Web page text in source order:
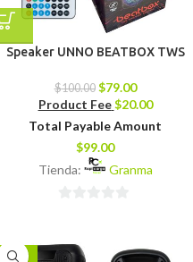
Speaker UNNO BEATBOX TWS
$100.00 $79.00
Product Fee $20.00
Total Payable Amount
$99.00
Tienda:
Granma
-17%